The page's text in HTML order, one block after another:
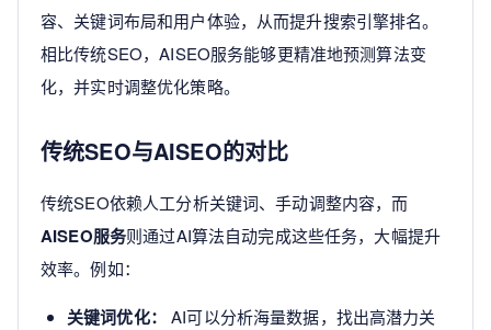
容、关键词布局和用户体验，从而提升搜索引擎排名。
相比传统SEO，AISEO服务能够更精准地预测算法变
化，并实时调整优化策略。
传统SEO与AISEO的对比
传统SEO依赖人工分析关键词、手动调整内容，而
AISEO服务则通过AI算法自动完成这些任务，大幅提升
效率。例如：
关键词优化：
AI可以分析海量数据，找出高潜力关